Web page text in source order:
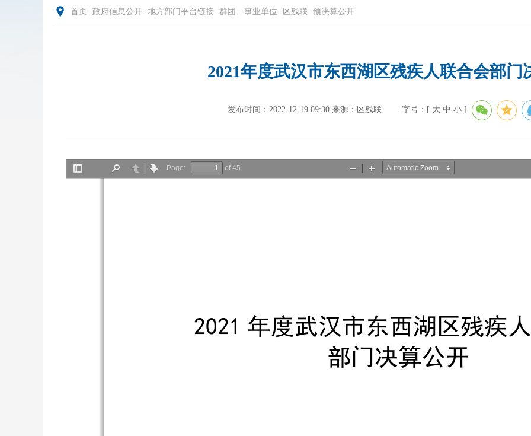
首页 - 政府信息公开- 地方部门平台链接- 群团、事业单位 - 区残联 - 预决算公开
2021年度武汉市东西湖区残疾人联合会部门
发布时间：2022-12-19 09:30 来源：区残联 字号：[ 大 中 小 ]